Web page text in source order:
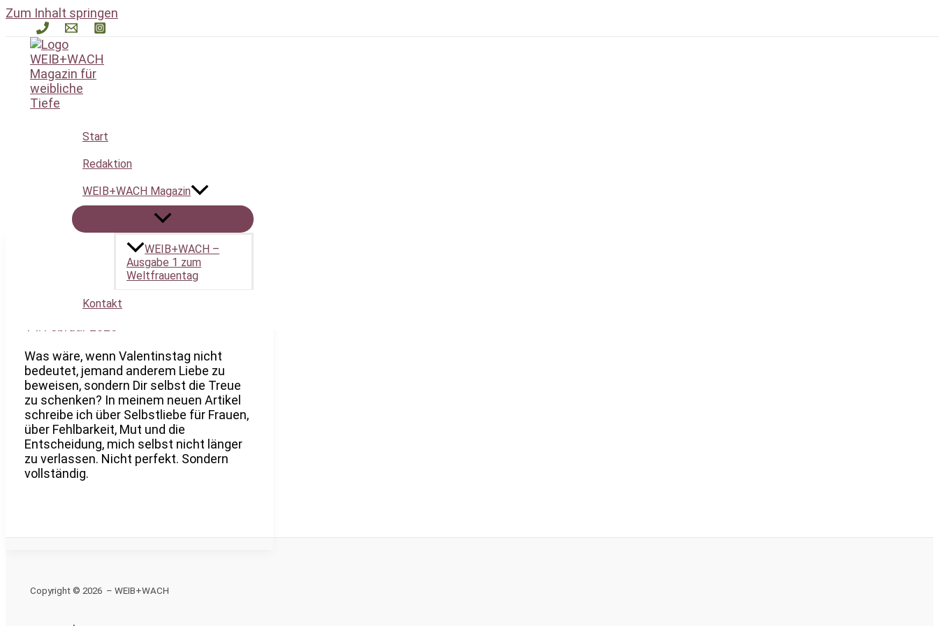
Zum Inhalt springen
Start
Redaktion
WEIB+WACH Magazin
WEIB+WACH –
Ausgabe 1 zum
Weltfrauentag
Kontakt
Persönliche Entwicklung
Valentinstag – Mein
Was wäre, wenn Valentinstag nicht
bedeutet, jemand anderem Liebe zu
beweisen, sondern Dir selbst die Treue
zu schenken? In meinem neuen Artikel
schreibe ich über Selbstliebe für Frauen,
über Fehlbarkeit, Mut und die
Entscheidung, mich selbst nicht länger
zu verlassen. Nicht perfekt. Sondern
vollständig.
Copyright © 2026 – WEIB+WACH